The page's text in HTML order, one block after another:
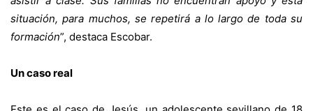
situación, para muchos, se repetirá a lo largo de toda su
formación”, destaca Escobar.
Un caso real